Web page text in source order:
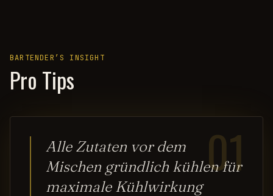
BARTENDER’S INSIGHT
Pro Tips
01
Alle Zutaten vor dem
Mischen gründlich kühlen für
maximale Kühlwirkung